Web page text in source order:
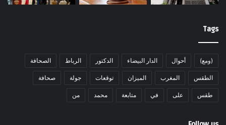
Tags
(ومع) أحوال الدار البيضاء الدكتور الرباط الصحافة
الطقس المغرب الميزان توقعات جولة صحافة
طقس على في متابعة محمد من